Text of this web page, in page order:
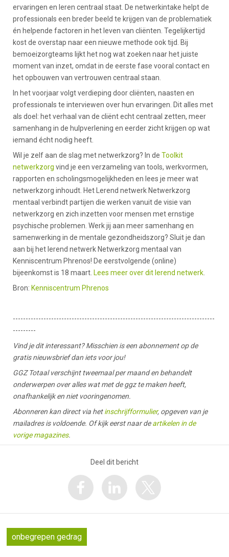
ervaringen en leren centraal staat. De netwerkintake helpt de
professionals een breder beeld te krijgen van de problematiek
én helpende factoren in het leven van cliënten. Tegelijkertijd
kost de overstap naar een nieuwe methode ook tijd. Bij
bemoeizorgteams lijkt het nog wat zoeken naar het juiste
moment van inzet, omdat in de eerste fase vooral contact en
het opbouwen van vertrouwen centraal staan.
In het voorjaar volgt verdieping door cliënten, naasten en
professionals te interviewen over hun ervaringen. Dit alles met
als doel: het verhaal van de cliënt echt centraal zetten, meer
samenhang in de hulpverlening en eerder zicht krijgen op wat
iemand écht nodig heeft.
Wil je zelf aan de slag met netwerkzorg? In de Toolkit
netwerkzorg vind je een verzameling van tools, werkvormen,
rapporten en scholingsmogelijkheden en lees je meer wat
netwerkzorg inhoudt. Het Lerend netwerk Netwerkzorg
mentaal verbindt partijen die werken vanuit de visie van
netwerkzorg en zich inzetten voor mensen met ernstige
psychische problemen. Werk jij aan meer samenhang en
samenwerking in de mentale gezondheidszorg? Sluit je dan
aan bij het lerend netwerk Netwerkzorg mentaal van
Kenniscentrum Phrenos! De eerstvolgende (online)
bijeenkomst is 18 maart. Lees meer over dit lerend netwerk
Bron: Kenniscentrum Phrenos
-------------------------------------------------------------------------------
---------
Vind je dit interessant? Misschien is een abonnement op de
gratis nieuwsbrief dan iets voor jou!
GGZ Totaal verschijnt tweemaal per maand en behandelt
onderwerpen over alles wat met de ggz te maken heeft,
onafhankelijk en niet vooringenomen.
Abonneren kan direct via hetinschrijfformulier, opgeven van je
mailadres is voldoende. Of kijk eerst naar deartikelen in de
vorige magazines.
Deel dit bericht
onbegrepen gedrag